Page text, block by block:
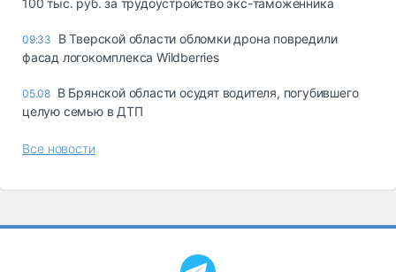
100 тыс. руб. за трудоустройство экс-таможенника
09:33
В Тверской области обломки дрона повредили
фасад логокомплекса Wildberries
05.08 В Брянской области осудят водителя, погубившего
целую семью в ДТП
Все новости